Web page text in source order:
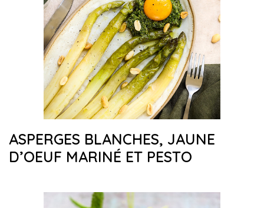
ASPERGES BLANCHES, JAUNE
D’OEUF MARINÉ ET PESTO